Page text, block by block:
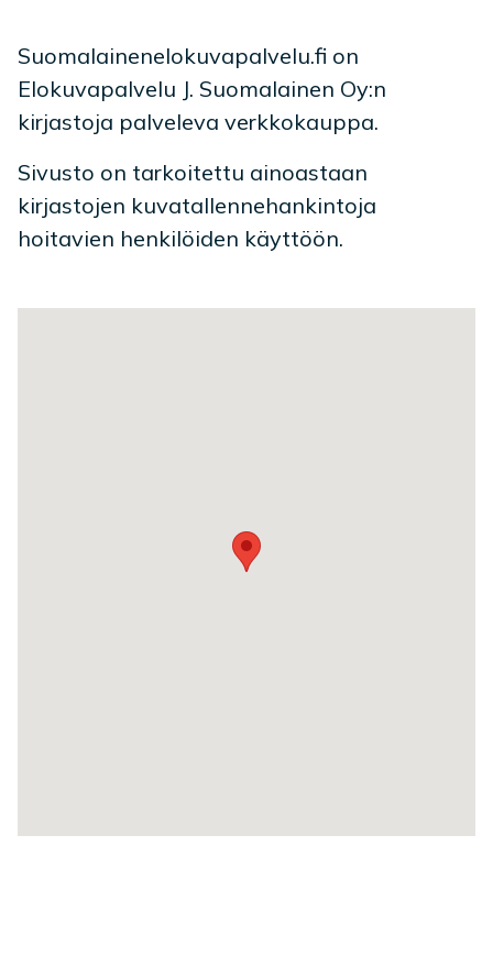
Suomalainenelokuvapalvelu.fi on
Elokuvapalvelu J. Suomalainen Oy:n
kirjastoja palveleva verkkokauppa.
Sivusto on tarkoitettu ainoastaan
kirjastojen kuvatallennehankintoja
hoitavien henkilöiden käyttöön.